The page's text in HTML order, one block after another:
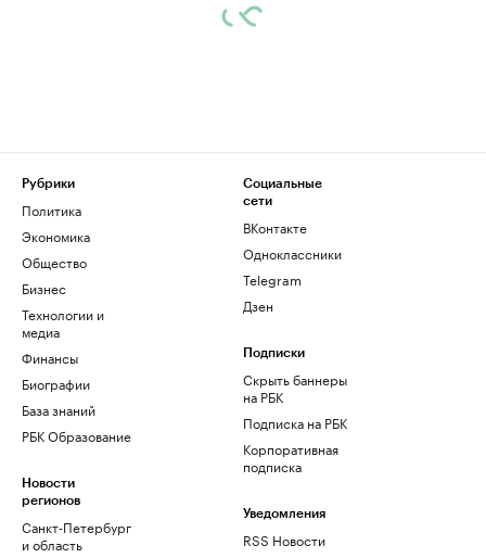
Рубрики
Политика
Экономика
Общество
Бизнес
Технологии и
медиа
Финансы
Биографии
База знаний
РБК Образование
Новости
регионов
Санкт-Петербург
и область
Социальные
сети
ВКонтакте
Одноклассники
Telegram
Дзен
Подписки
Скрыть баннеры
на РБК
Подписка на РБК
Корпоративная
подписка
Уведомления
RSS Новости